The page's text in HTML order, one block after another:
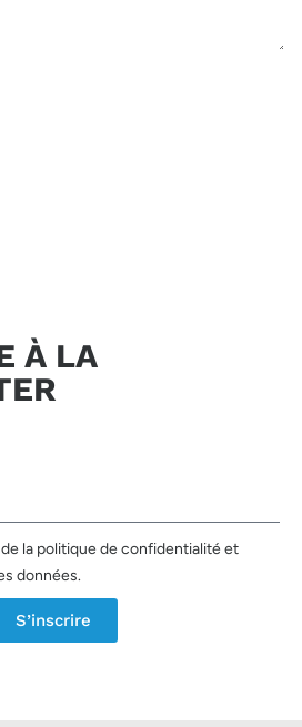
À LA
de la politique de confidentialité et
données.
S’inscrire